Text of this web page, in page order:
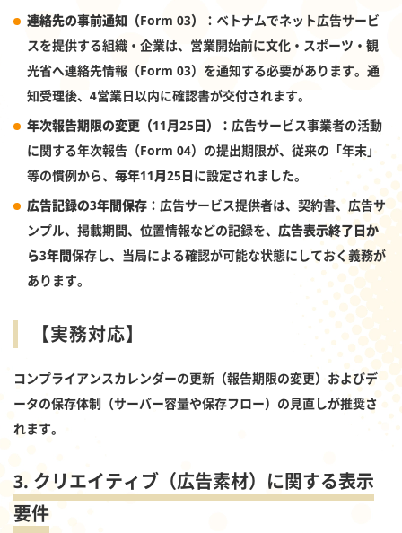
連絡先の事前通知（Form 03）
：ベトナムでネット広告サービ
スを提供する組織・企業は、営業開始前に文化・スポーツ・観
光省へ連絡先情報（Form 03）を通知する必要があります。通
知受理後、4営業日以内に確認書が交付されます。
年次報告期限の変更（11月25日）： 広告サービス事業者の活動
に関する年次報告（Form 04）の提出期限が、従来の「年末」
等の慣例から、 毎年11月25日に設定されました。
広告記録の3年間保存 ：広告サービス提供者は、契約書、広告サ
ンプル、掲載期間、位置情報などの記録を、 広告表示終了日か
ら3年間保存し、当局による確認が可能な状態にしておく義務が
あります。
【実務対応】
コンプライアンスカレンダーの更新（報告期限の変更）およびデ
ータの保存体制（サーバー容量や保存フロー）の見直しが推奨さ
れます。
3. クリエイティブ（広告素材）に関する表示
要件